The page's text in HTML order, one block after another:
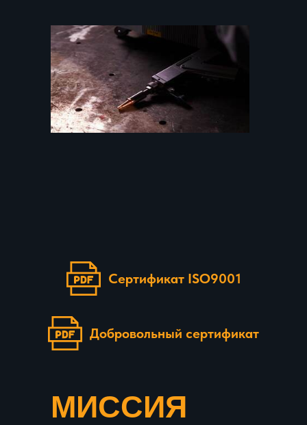
Сертификат ISO9001
Добровольный сертификат
МИССИЯ